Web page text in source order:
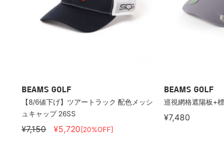
BEAMS GOLF
【8/6値下げ】ツアートラック 配色メッシ
ュキャップ 26SS
¥7,150 ¥5,720[20%OFF]
BEAMS GOLF
巡視網格遮陽板+
¥7,480